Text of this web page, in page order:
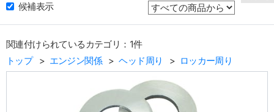
候補表示
関連付けられているカテゴリ：1件
トップ
エンジン関係 ヘッド周り ロッカー周り